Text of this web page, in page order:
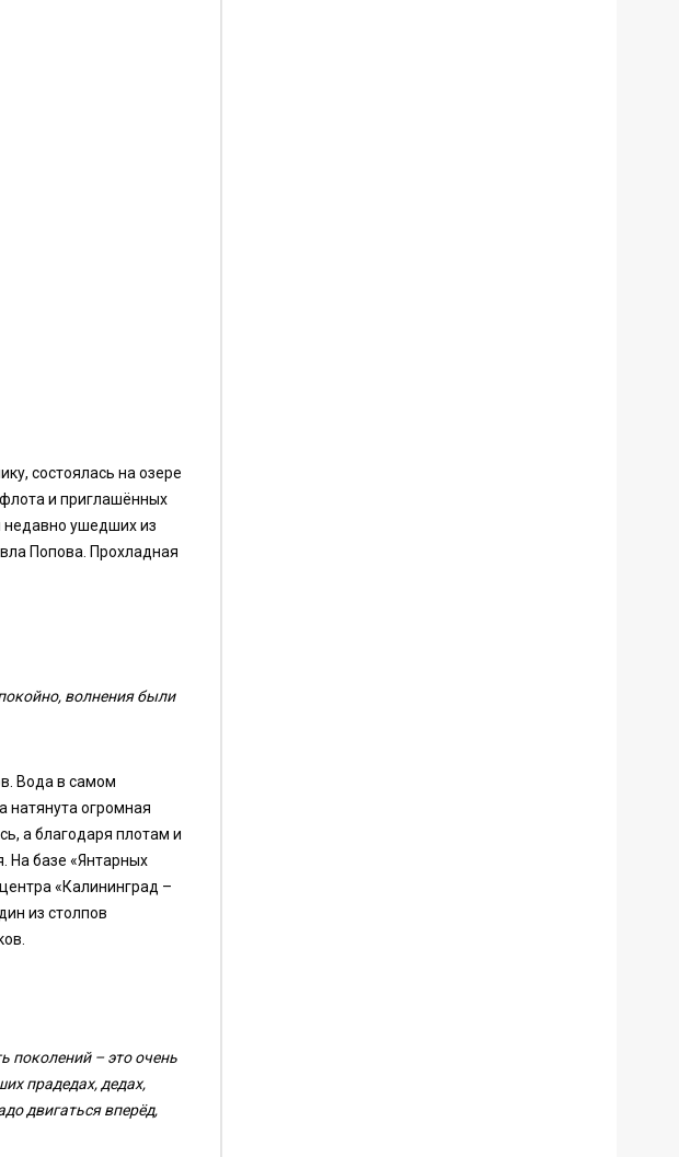
состоялась на озере
и приглашённых
недавно ушедших из
Попова. Прохладная
волнения были
Вода в самом
натянута огромная
а благодаря плотам и
На базе «Янтарных
«Калининград –
из столпов
поколений – это очень
прадедах, дедах,
двигаться вперёд,